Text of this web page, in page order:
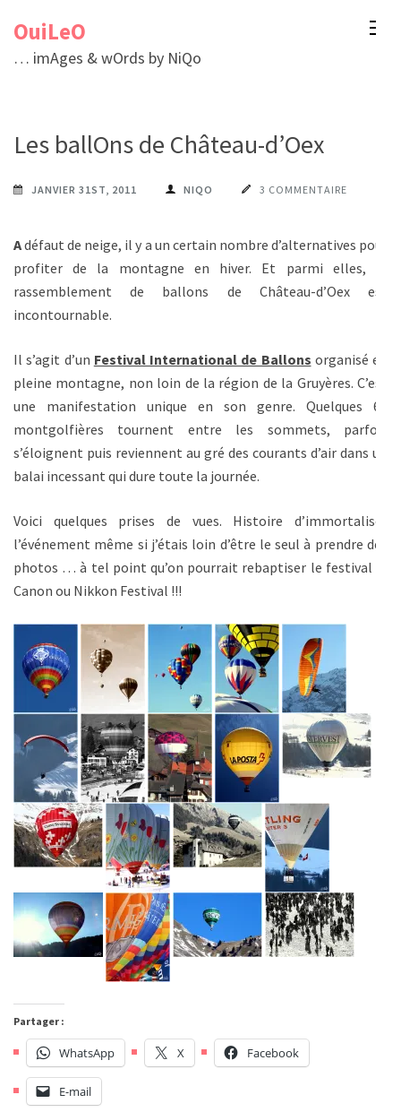
contenu
OuiLeO
… imAges & wOrds by NiQo
Les ballOns de Château-d’Oex
JANVIER 31ST, 2011 NIQO 3 COMMENTAIRE
Adéfaut de neige, il y a un certain nombre d’alternatives pour
profiter de la montagne en hiver. Et parmi elles, le
rassemblement de ballons de Château-d’Oex est
incontournable.
Il s’agit d’un Festival International de Ballons organisé en
pleine montagne, non loin de la région de la Gruyères. C’est
une manifestation unique en son genre. Quelques 60
montgolfières tournent entre les sommets, parfois
s’éloignent puis reviennent au gré des courants d’air dans un
balai incessant qui dure toute la journée.
Voici quelques prises de vues. Histoire d’immortaliser
l’événement même si j’étais loin d’être le seul à prendre des
photos … à tel point qu’on pourrait rebaptiser le festival le
Canon ou Nikkon Festival !!!
Partager :
WhatsApp X Facebook
E-mail